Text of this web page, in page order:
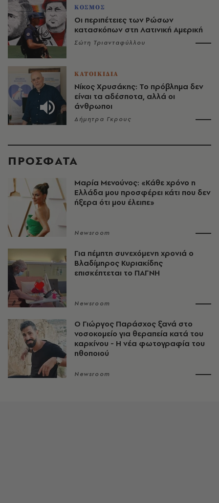
ΚΟΣΜΟΣ
Οι περιπέτειες των Ρώσων
κατασκόπων στη Λατινική Αμερική
Σώτη Τριανταφύλλου
ΚΑΤΟΙΚΙΔΙΑ
Νίκος Χρυσάκης: Το πρόβλημα δεν
είναι τα αδέσποτα, αλλά οι
άνθρωποι
Δήμητρα Γκρους
ΠΡΟΣΦΑΤΑ
Μαρία Μενούνος: «Κάθε χρόνο η
Ελλάδα μου προσφέρει κάτι που δεν
ήξερα ότι μου έλειπε»
Newsroom
Για πέμπτη συνεχόμενη χρονιά ο
Βλαδίμηρος Κυριακίδης
επισκέπτεται το ΠΑΓΝΗ
Newsroom
O Γιώργος Παράσχος ξανά στο
νοσοκομείο για θεραπεία κατά του
καρκίνου - Η νέα φωτογραφία του
ηθοποιού
Newsroom